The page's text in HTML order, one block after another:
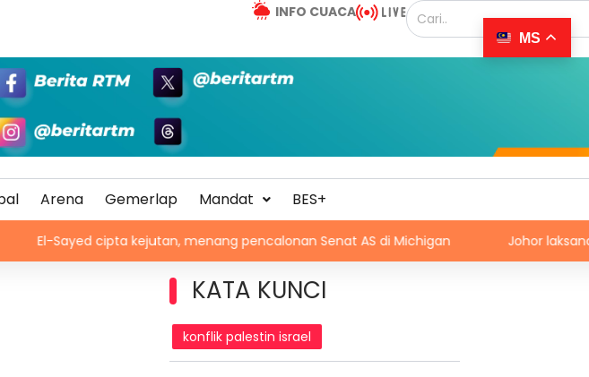
INFO CUACA
Arena Gemerlap Mandat BES+
cipta kejutan, menang pencalonan Senat AS di Michigan Johor laksana program
KATA KUNCI
konflik palestin israel
MS